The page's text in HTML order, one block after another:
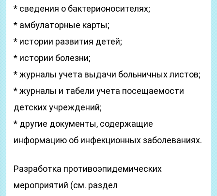
* сведения о бактерионосителях;
* амбулаторные карты;
* истории развития детей;
* истории болезни;
* журналы учета выдачи больничных листов;
* журналы и табели учета посещаемости
детских учреждений;
* другие документы, содержащие
информацию об инфекционных заболеваниях.
Разработка противоэпидемических
мероприятий (см. раздел